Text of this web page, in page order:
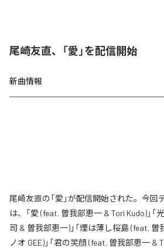
尾崎友直、「愛」を配信開始
新曲情報
尾崎友直の「愛」が配信開始された。今
は、「愛 (feat. 曽我部恵一 & Tori Kudo)」
司 & 曽我部恵一)」「煙は薄し桜島 (feat. 曽
ノオ GEE)」「君の笑顔 (feat. 曽我部恵一 &